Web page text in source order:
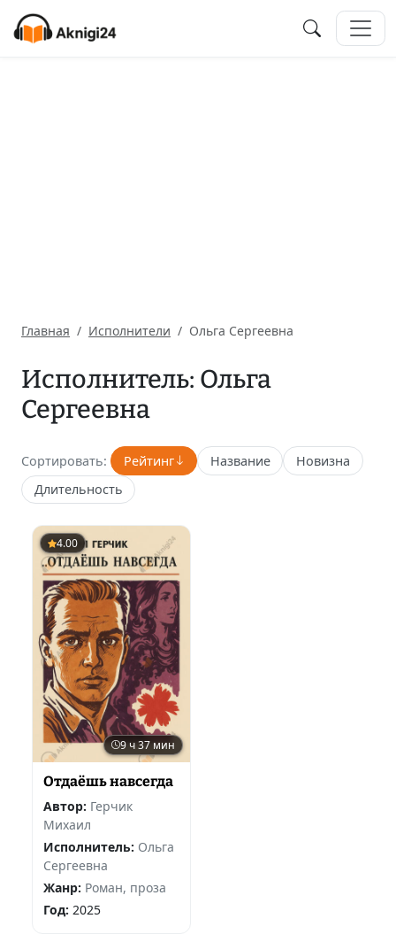
Главная Исполнители Ольга Сергеевна
Исполнитель: Ольга
Сергеевна
Сортировать: Рейтинг Название
Новизна
Длительность
4.00
9 ч 37 мин
Отдаёшь навсегда
Автор: Герчик
Михаил
Исполнитель: Ольга
Сергеевна
Жанр: Роман, проза
Год: 2025